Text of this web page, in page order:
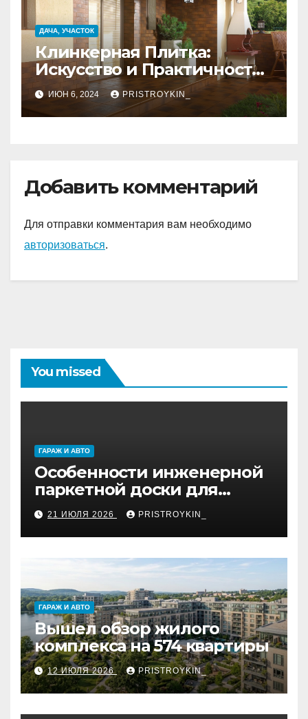
ДАЧА, УЧАСТОК
Клинкерная Плитка:
Искусство и Практичность
в Одном Материале
ИЮН 6, 2024 PRISTROYKIN_
Добавить комментарий
Для отправки комментария вам необходимо
авторизоваться.
You missed
ГАРАЖ И АВТО
Особенности инженерной
паркетной доски для
укладки французской
ёлкой
21 ИЮЛЯ 2026 PRISTROYKIN_
ГАРАЖ И АВТО
Вышел обзор жилого
комплекса на 574 квартиры
12 ИЮЛЯ 2026 PRISTROYKIN_